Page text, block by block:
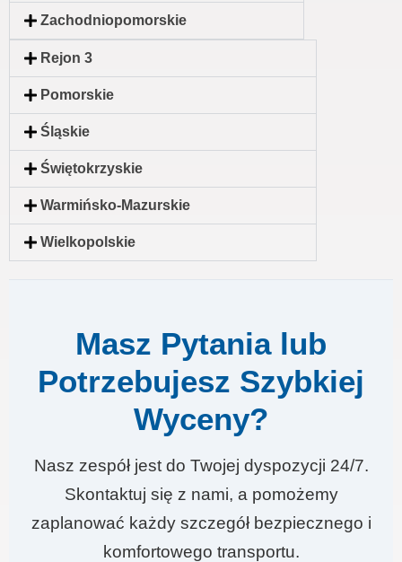
Rejon 3
Pomorskie
Śląskie
Świętokrzyskie
Warmińsko-Mazurskie
Wielkopolskie
Zachodniopomorskie
Masz Pytania lub
Potrzebujesz Szybkiej
Wyceny?
Nasz zespół jest do Twojej dyspozycji 24/7.
Skontaktuj się z nami, a pomożemy
zaplanować każdy szczegół bezpiecznego i
komfortowego transportu.